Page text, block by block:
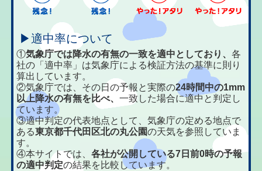
▶適中率について
①気象庁では降水の有無の一致を適中としており、各
社の「適中率」は気象庁による検証方法の基準に則り
算出しています。
②気象庁では、その日の予報と実際の24時間中の1mm
以上降水の有無を比べ、一致した場合に適中と判定し
ています。
③適中判定の代表地点として、気象庁の定める地点で
ある東京都千代田区北の丸公園の天気を参照していま
す。
④本サイトでは、各社が公開している7日前0時の予報
の適中判定の結果を比較しています。